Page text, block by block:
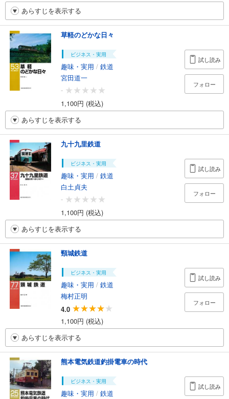
あらすじを表示する
草軽のどかな日々
ビジネス・実用
趣味・実用 / 鉄道
宮田道一
-
1,100円 (税込)
試し読み
フォロー
あらすじを表示する
九十九里鉄道
ビジネス・実用
趣味・実用 / 鉄道
白土貞夫
-
1,100円 (税込)
試し読み
フォロー
あらすじを表示する
頸城鉄道
ビジネス・実用
趣味・実用 / 鉄道
梅村正明
4.0
1,100円 (税込)
試し読み
フォロー
あらすじを表示する
熊本電気鉄道釣掛電車の時代
ビジネス・実用
趣味・実用 / 鉄道
試し読み